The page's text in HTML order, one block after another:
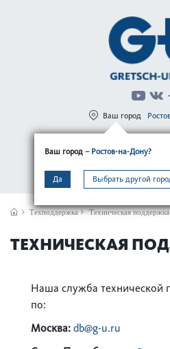
Ваш город – Ростов-на-Дону?
Да Выбрать другой
Ваш город
МЕНЮ
Техподдержка Техническая поддержка
ТЕХНИЧЕСКАЯ
Наша служба технической
по:
Москва: db@g-u.ru